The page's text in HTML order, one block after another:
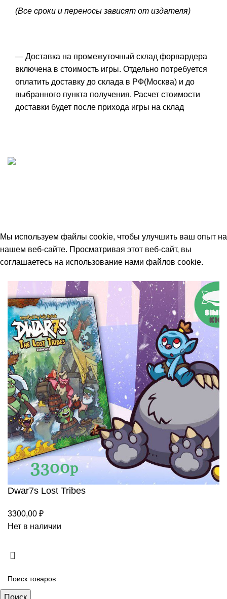
(Все сроки и переносы зависят от издателя)
— Доставка на промежуточный склад форвардера
включена в стоимость игры. Отдельно потребуется
оплатить доставку до склада в РФ(Москва) и до
выбранного пункта получения. Расчет стоимости
доставки будет после прихода игры на склад
Мы используем файлы cookie, чтобы улучшить ваш опыт на
нашем веб-сайте. Просматривая этот веб-сайт, вы
соглашаетесь на использование нами файлов cookie.
Dwar7s Lost Tribes
3300,00 ₽
Нет в наличии
Поиск